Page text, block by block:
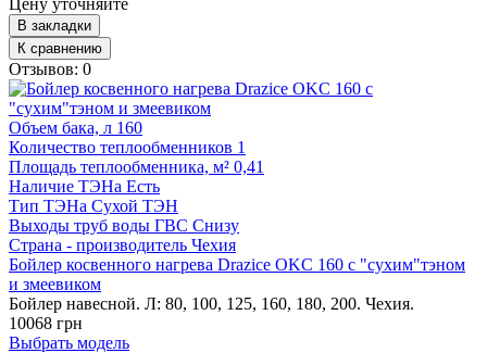
В закладки
К сравнению
Отзывов: 0
Объем бака, л 160
Количество теплообменников 1
Площадь теплообменника, м² 0,41
Наличие ТЭНа Есть
Тип ТЭНа Сухой ТЭН
Выходы труб воды ГВС Снизу
Страна - производитель Чехия
Бойлер косвенного нагрева Drazice OKC 160 с "сухим"тэном
и змеевиком
Бойлер навесной. Л: 80, 100, 125, 160, 180, 200. Чехия.
10068 грн
Выбрать модель